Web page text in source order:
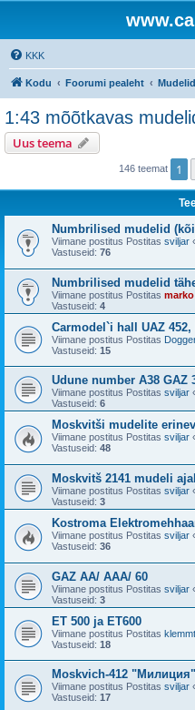
KKK
Kodu Foorumi pealeht Mudelid
1:43 mõõtkavas
Uus teema
146 teemat 1
Numbrilised mudelid
Viimane postitus Postitas sviljar
Vastuseid: 76
Numbrilised mudelid
Viimane postitus Postitas marko
Vastuseid: 4
Carmodel`i hall UAZ
Viimane postitus Postitas
Vastuseid: 15
Udune number A38 GAZ
Viimane postitus Postitas sviljar
Vastuseid: 6
Moskvitši mudelite
Viimane postitus Postitas sviljar
Vastuseid: 48
Moskvitš 2141 mudeli
Viimane postitus Postitas sviljar
Vastuseid: 3
Kostroma
Viimane postitus Postitas sviljar
Vastuseid: 36
GAZ AA/ AAA/ 60
Viimane postitus Postitas sviljar
Vastuseid: 3
ET 500 ja ET600
Viimane postitus Postitas
Vastuseid: 18
Мoskvich-412 "Милиция"
Viimane postitus Postitas sviljar
Vastuseid: 17